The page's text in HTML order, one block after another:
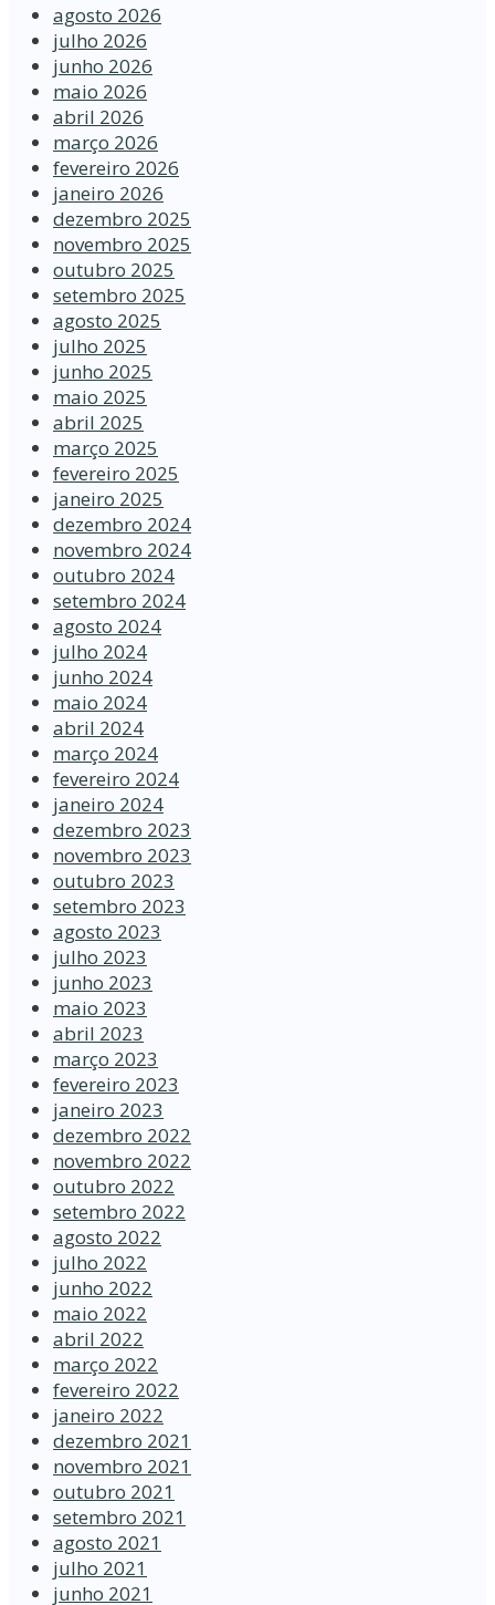
agosto 2026
julho 2026
junho 2026
maio 2026
abril 2026
março 2026
fevereiro 2026
janeiro 2026
dezembro 2025
novembro 2025
outubro 2025
setembro 2025
agosto 2025
julho 2025
junho 2025
maio 2025
abril 2025
março 2025
fevereiro 2025
janeiro 2025
dezembro 2024
novembro 2024
outubro 2024
setembro 2024
agosto 2024
julho 2024
junho 2024
maio 2024
abril 2024
março 2024
fevereiro 2024
janeiro 2024
dezembro 2023
novembro 2023
outubro 2023
setembro 2023
agosto 2023
julho 2023
junho 2023
maio 2023
abril 2023
março 2023
fevereiro 2023
janeiro 2023
dezembro 2022
novembro 2022
outubro 2022
setembro 2022
agosto 2022
julho 2022
junho 2022
maio 2022
abril 2022
março 2022
fevereiro 2022
janeiro 2022
dezembro 2021
novembro 2021
outubro 2021
setembro 2021
agosto 2021
julho 2021
junho 2021